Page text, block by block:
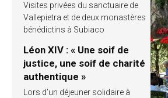
Visites privées du sanctuaire de
Vallepietra et de deux monastères
bénédictins à Subiaco
Léon XIV : « Une soif de
justice, une soif de charité
authentique »
Lors d’un déjeuner solidaire à